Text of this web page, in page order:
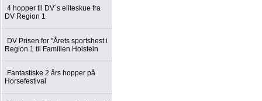
4 hopper til DV´s eliteskue fra
DV Region 1
DV Prisen for "Årets sportshest i
Region 1 til Familien Holstein
Fantastiske 2 års hopper på
Horsefestival